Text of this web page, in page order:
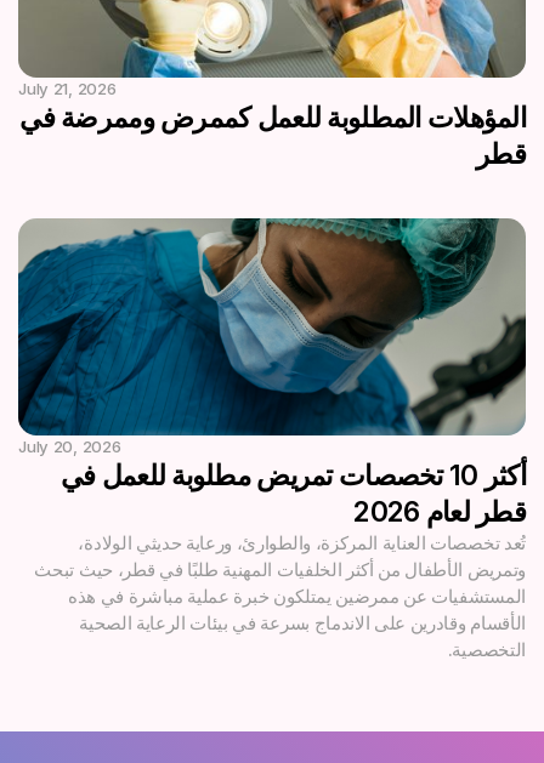
July 21, 2026
المؤهلات المطلوبة للعمل كممرض وممرضة في
قطر
July 20, 2026
أكثر 10 تخصصات تمريض مطلوبة للعمل في
قطر لعام 2026
تُعد تخصصات العناية المركزة، والطوارئ، ورعاية حديثي الولادة،
وتمريض الأطفال من أكثر الخلفيات المهنية طلبًا في قطر، حيث تبحث
المستشفيات عن ممرضين يمتلكون خبرة عملية مباشرة في هذه
الأقسام وقادرين على الاندماج بسرعة في بيئات الرعاية الصحية
التخصصية.